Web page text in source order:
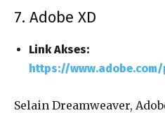
7. Adobe XD
Link Akses:
https://
Selain Dreamweaver,